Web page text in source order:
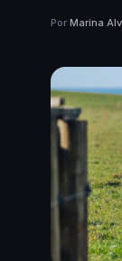
Por Marina